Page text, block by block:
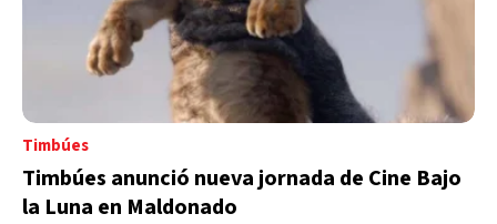
Timbúes
Timbúes anunció nueva jornada de Cine Bajo
la Luna en Maldonado